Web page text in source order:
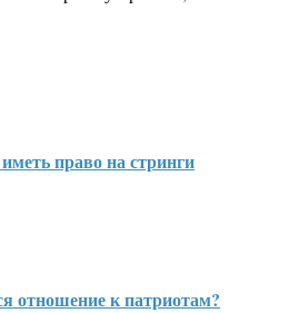
право на стринги
отношение к патриотам?